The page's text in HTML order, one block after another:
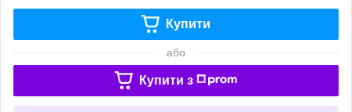
Купити
або
Купити з